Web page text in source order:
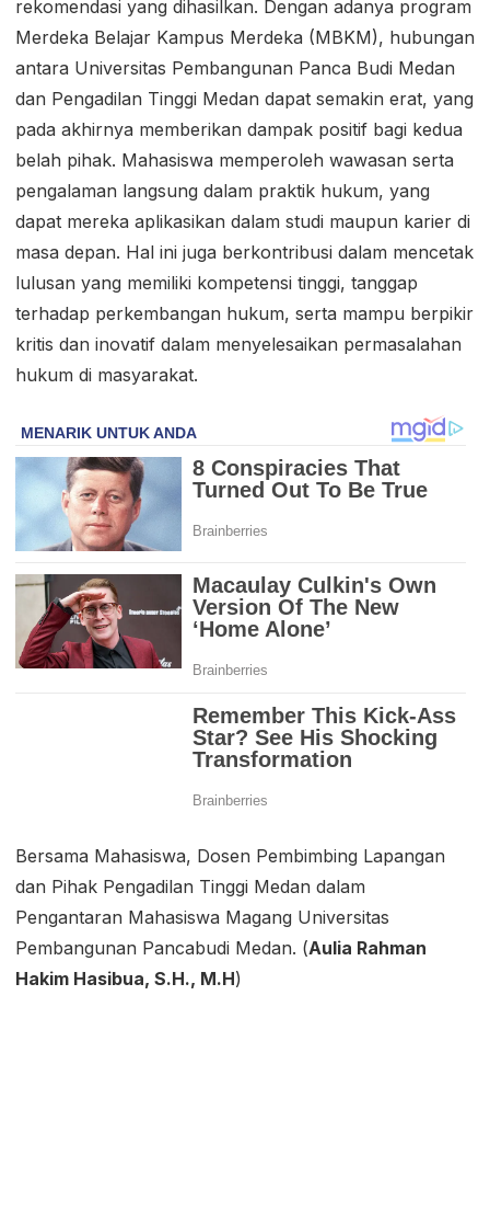
rekomendasi yang dihasilkan. Dengan adanya program
Merdeka Belajar Kampus Merdeka (MBKM), hubungan
antara Universitas Pembangunan Panca Budi Medan
dan Pengadilan Tinggi Medan dapat semakin erat, yang
pada akhirnya memberikan dampak positif bagi kedua
belah pihak. Mahasiswa memperoleh wawasan serta
pengalaman langsung dalam praktik hukum, yang
dapat mereka aplikasikan dalam studi maupun karier di
masa depan. Hal ini juga berkontribusi dalam mencetak
lulusan yang memiliki kompetensi tinggi, tanggap
terhadap perkembangan hukum, serta mampu berpikir
kritis dan inovatif dalam menyelesaikan permasalahan
hukum di masyarakat.
Bersama Mahasiswa, Dosen Pembimbing Lapangan
dan Pihak Pengadilan Tinggi Medan dalam
Pengantaran Mahasiswa Magang Universitas
Pembangunan Pancabudi Medan. (Aulia Rahman
Hakim Hasibua, S.H., M.H)